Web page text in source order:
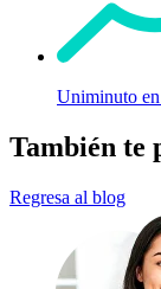
Uniminuto
También te
Regresa al blog